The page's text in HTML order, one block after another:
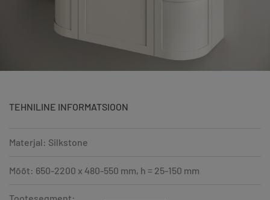
TEHNILINE INFORMATSIOON
Materjal: Silkstone
Mõõt: 650-2200 x 480-550 mm, h = 25-150 mm